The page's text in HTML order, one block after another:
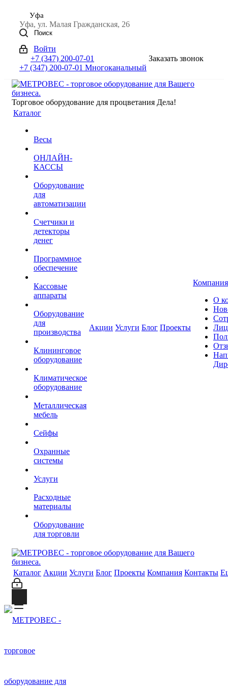
Уфа
Уфа, ул. Малая Гражданская, 26
Поиск
Войти
+7 (347) 200-07-01
+7 (347) 200-07-01 Многоканальный
Заказать звонок
Торговое оборудование для процветания Дела!
Каталог
Весы
ОНЛАЙН-
КАССЫ
Оборудование
для
автоматизации
Счетчики и
детекторы
денег
Программное
обеспечение
Кассовые
аппараты
Оборудование
для
производства
Клининговое
оборудование
Климатическое
оборудование
Металлическая
мебель
Сейфы
Охранные
системы
Услуги
Расходные
материалы
Оборудование
для торговли
Акции Услуги Блог Проекты
Компания
О
Каталог Акции Услуги Блог Проекты Компания Контакты